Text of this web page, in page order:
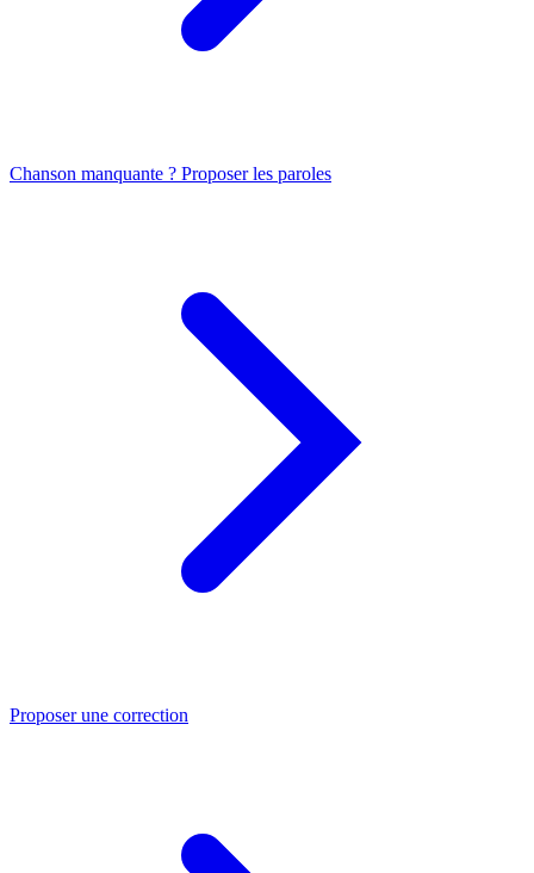
Chanson manquante ? Proposer les paroles
Proposer une correction